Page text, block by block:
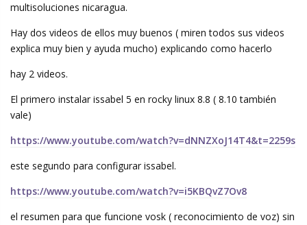
multisoluciones nicaragua.
Hay dos videos de ellos muy buenos ( miren todos sus videos
explica muy bien y ayuda mucho) explicando como hacerlo
hay 2 videos.
El primero instalar issabel 5 en rocky linux 8.8 ( 8.10 también
vale)
https://www.youtube.com/watch?v=dNNZXoJ14T4&t=2259s
este segundo para configurar issabel.
https://www.youtube.com/watch?v=i5KBQvZ7Ov8
el resumen para que funcione vosk ( reconocimiento de voz) sin